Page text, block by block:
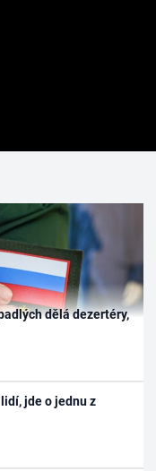
dělá dezertéry,
jde o jednu z